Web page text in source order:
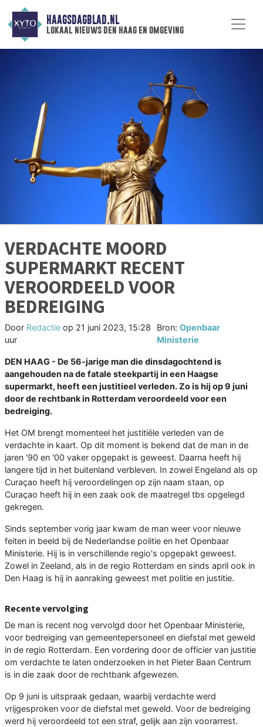
HAAGSDAGBLAD.NL
lokaal nieuws den haag en omgeving
VERDACHTE MOORD
SUPERMARKT RECENT
VEROORDEELD VOOR
BEDREIGING
Door Redactie op 21 juni 2023, 15:28
uur
Bron:Openbaar
Ministerie
DEN HAAG - De 56-jarige man die dinsdagochtend is
aangehouden na de fatale steekpartij in een Haagse
supermarkt, heeft een justitieel verleden. Zo is hij op 9 juni
door de rechtbank in Rotterdam veroordeeld voor een
bedreiging.
Het OM brengt momenteel het justitiële verleden van de
verdachte in kaart. Op dit moment is bekend dat de man in de
jaren '90 en '00 vaker opgepakt is geweest. Daarna heeft hij
langere tijd in het buitenland verbleven. In zowel Engeland als op
Curaçao heeft hij veroordelingen op zijn naam staan, op
Curaçao heeft hij in een zaak ook de maatregel tbs opgelegd
gekregen.
Sinds september vorig jaar kwam de man weer voor nieuwe
feiten in beeld bij de Nederlandse politie en het Openbaar
Ministerie. Hij is in verschillende regio's opgepakt geweest.
Zowel in Zeeland, als in de regio Rotterdam en sinds april ook in
Den Haag is hij in aanraking geweest met politie en justitie.
Recente vervolging
De man is recent nog vervolgd door het Openbaar Ministerie,
voor bedreiging van gemeentepersoneel en diefstal met geweld
in de regio Rotterdam. Een vordering door de officier van justitie
om verdachte te laten onderzoeken in het Pieter Baan Centrum
is in die zaak door de rechtbank afgewezen.
Op 9 juni is uitspraak gedaan, waarbij verdachte werd
vrijgesproken voor de diefstal met geweld. Voor de bedreiging
werd hij veroordeeld tot een straf, gelijk aan zijn voorarrest.